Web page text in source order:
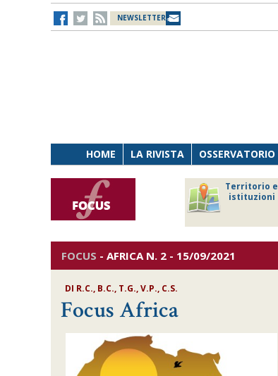
NEWSLETTER
HOME LA RIVISTA OSSERVATORIO
Territorio e
istituzioni
FOCUS - AFRICAN. 2 - 15/09/2021
DI R.C., B.C., T.G., V.P., C.S.
Focus Africa